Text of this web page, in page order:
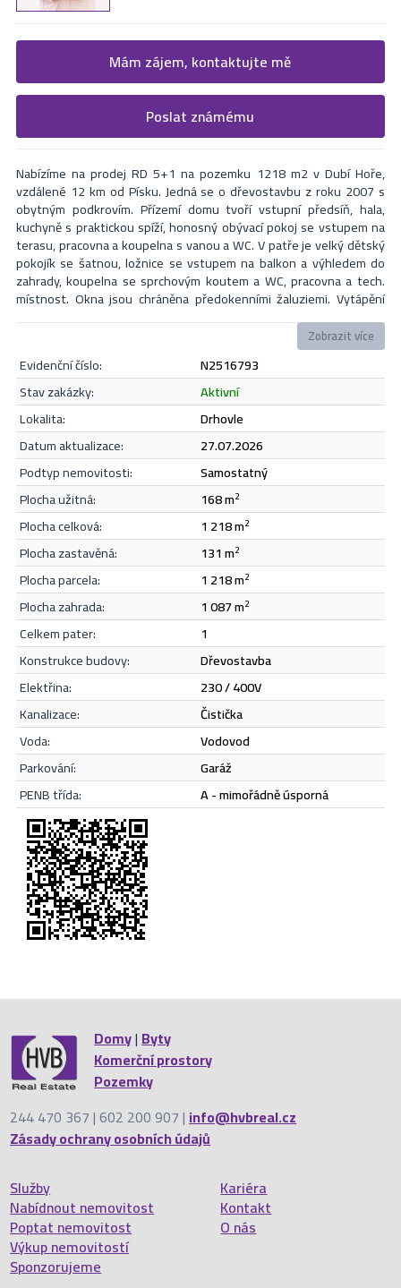
Žádost o více informací
Vyplňte následující formulář. Upřesněte, co by Vás zajímalo. V
nejbližší Vás naši makléři kontaktují.
Souhlasím sezásadami ochrany osobních údajů.
Odeslat
Mám zájem, kontaktujte mě
Formulář odešle nabídku na uvedený email
Poslat známému
Nabízíme na prodej RD 5+1 na pozemku 1218 m2 v Dubí Hoře,
vzdálené 12 km od Písku. Jedná se o dřevostavbu z roku 2007 s
obytným podkrovím. Přízemí domu tvoří vstupní předsíň, hala,
kuchyně s praktickou spíží, honosný obývací pokoj se vstupem na
terasu, pracovna a koupelna s vanou a WC. V patře je velký dětský
pokojík se šatnou, ložnice se vstupem na balkon a výhledem do
zahrady, koupelna se sprchovým koutem a WC, pracovna a tech.
místnost. Okna jsou chráněna předokenními žaluziemi. Vytápění
domu je řešeno kotlem Blaze comfort combi ( na pelety, dřevo) s
akumulační nádobou, což zajišťuje komfortní topení, snadné
ovládání, ohřev vody el. bojler na 200l, jako záložní zdroj je zde
elektrokotel. K domu náleží zahrada 1087 m2, kde nový majitel
může pokračovat ve zvelebování dle svých představ. Máte
možnost volby, zda si dáte kávu na terase či v kouzelném rohu
zahrady. Dům je napojen na vlastní ČOV a obecní vodovod. Jedná se
o velmi příjemné bydlení na klidném místě. Díky dálnici D4,
pohodlnější a rychlejší spojení na Prahu. Více info v RK.
Zobrazit více
evidenční číslo:
N2516793
stav zakázky:
aktivní
lokalita:
Drhovle
datum aktualizace:
27.07.2026
podtyp nemovitosti:
samostatný
plocha užitná:
168 m2
plocha celková: 1 218 m2
plocha zastavěná: 131 m2
plocha parcela: 1 218 m2
plocha zahrada: 1 087 m2
celkem pater:
1
konstrukce budovy:
dřevostavba
elektřina:
230 / 400V
kanalizace:
čistička
voda:
vodovod
parkování:
garáž
PENB třída:
A - mimořádně úsporná
Domy|Byty
Komerční prostory
Pozemky
244 470 367 | 602 200 907 |info@hvbreal.cz
Zásady ochrany osobních údajů
Služby
Nabídnout nemovitost
Poptat nemovitost
Výkup nemovitostí
Sponzorujeme
Kariéra
Kontakt
O nás